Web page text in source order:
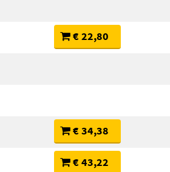
€ 22,80
€ 34,38
€ 43,22